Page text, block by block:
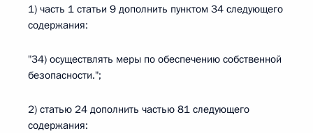
1) часть 1 статьи 9 дополнить пунктом 34 следующего
содержания:
"34) осуществлять меры по обеспечению собственной
безопасности.";
2) статью 24 дополнить частью 81 следующего
содержания: